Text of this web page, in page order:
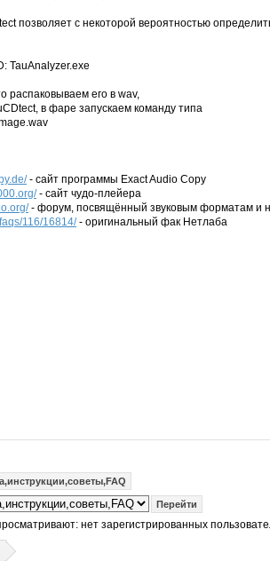
позволяет с некоторой вероятностью
TauAnalyzer.exe
распаковываем его в wav,
в фаре запускаем команду типа
- сайт программы Exact Audio Copy
- сайт чудо-плейера
- форум, посвящённый звуковым форматам и
116/16814/- оригинальный фак Нетлаба
нет зарегистрированных